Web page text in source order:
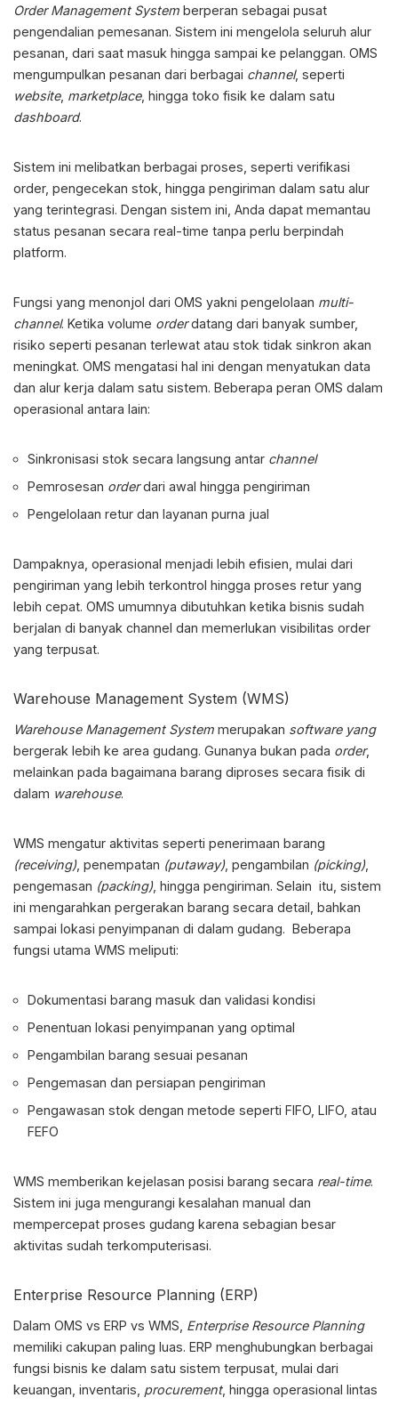
Order Management System berperan sebagai pusat
pengendalian pemesanan. Sistem ini mengelola seluruh alur
pesanan, dari saat masuk hingga sampai ke pelanggan. OMS
mengumpulkan pesanan dari berbagai channel, seperti
website, marketplace, hingga toko fisik ke dalam satu
dashboard.
Sistem ini melibatkan berbagai proses, seperti verifikasi
order, pengecekan stok, hingga pengiriman dalam satu alur
yang terintegrasi. Dengan sistem ini, Anda dapat memantau
status pesanan secara real-time tanpa perlu berpindah
platform.
Fungsi yang menonjol dari OMS yakni pengelolaan multi-
channel. Ketika volume orderdatang dari banyak sumber,
risiko seperti pesanan terlewat atau stok tidak sinkron akan
meningkat. OMS mengatasi hal ini dengan menyatukan data
dan alur kerja dalam satu sistem. Beberapa peran OMS dalam
operasional antara lain:
Sinkronisasi stok secara langsung antar channel
Pemrosesan orderdari awal hingga pengiriman
Pengelolaan retur dan layanan purna jual
Dampaknya, operasional menjadi lebih efisien, mulai dari
pengiriman yang lebih terkontrol hingga proses retur yang
lebih cepat. OMS umumnya dibutuhkan ketika bisnis sudah
berjalan di banyak channel dan memerlukan visibilitas order
yang terpusat.
Warehouse Management System (WMS)
Warehouse Management System merupakan software yang
bergerak lebih ke area gudang. Gunanya bukan pada order,
melainkan pada bagaimana barang diproses secara fisik di
dalam warehouse.
WMS mengatur aktivitas seperti penerimaan barang
(receiving), penempatan (putaway), pengambilan (picking),
pengemasan (packing), hingga pengiriman. Selain itu, sistem
ini mengarahkan pergerakan barang secara detail, bahkan
sampai lokasi penyimpanan di dalam gudang. Beberapa
fungsi utama WMS meliputi:
Dokumentasi barang masuk dan validasi kondisi
Penentuan lokasi penyimpanan yang optimal
Pengambilan barang sesuai pesanan
Pengemasan dan persiapan pengiriman
Pengawasan stok dengan metode seperti FIFO, LIFO, atau
FEFO
WMS memberikan kejelasan posisi barang secara real-time.
Sistem ini juga mengurangi kesalahan manual dan
mempercepat proses gudang karena sebagian besar
aktivitas sudah terkomputerisasi.
Enterprise Resource Planning (ERP)
Dalam OMS vs ERP vs WMS Enterprise Resource Planning
memiliki cakupan paling luas. ERP menghubungkan berbagai
fungsi bisnis ke dalam satu sistem terpusat, mulai dari
keuangan, inventaris, procurement, hingga operasional lintas